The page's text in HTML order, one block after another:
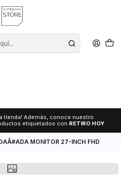
tienda! Además, conoce nuestro
etiquetados con RETIRO HOY
MONITOR 27-INCH FHD